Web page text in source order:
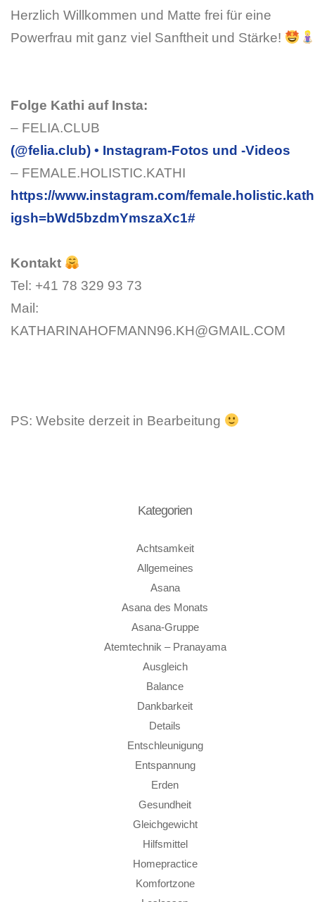
Herzlich Willkommen und Matte frei für eine
Powerfrau mit ganz viel Sanftheit und Stärke!
Folge Kathi auf Insta:
– FELIA.CLUB
(@felia.club) • Instagram-Fotos und -Videos
– FEMALE.HOLISTIC.KATHI
https://www.instagram.com/
igsh=bWd5bzdmYmszaXc1#
Kontakt
Tel: +41 78 329 93 73
Mail:
KATHARINAHOFMANN96.KH@GMAIL.COM
PS: Website derzeit in Bearbeitung
Kategorien
Achtsamkeit
Allgemeines
Asana
Asana des Monats
Asana-Gruppe
Atemtechnik – Pranayama
Ausgleich
Balance
Dankbarkeit
Details
Entschleunigung
Entspannung
Erden
Gesundheit
Gleichgewicht
Hilfsmittel
Homepractice
Komfortzone